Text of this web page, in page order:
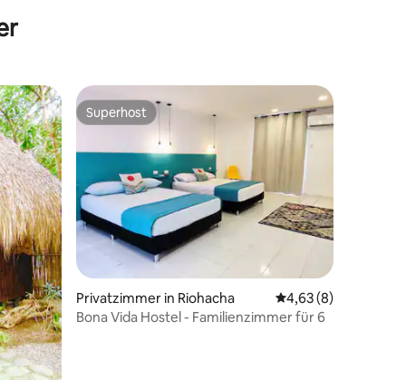
Bewertungen
Superhost
Superhost
Privatzimmer in Riohacha Durchschnittliche
4,63 (8)
Bona Vida Hostel - Familienzimmer für 6